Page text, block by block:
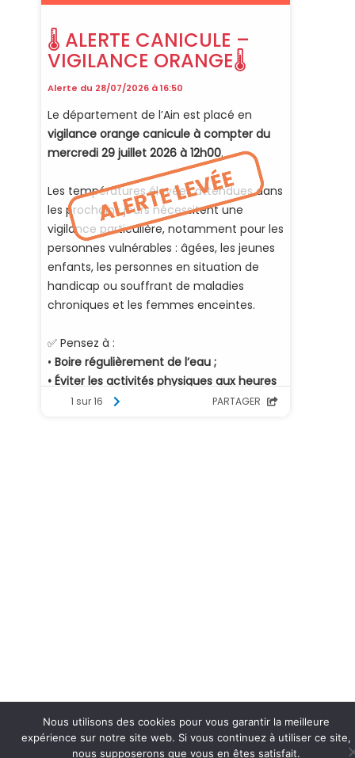
Nous utilisons des cookies pour vous garantir la meilleure
expérience sur notre site web. Si vous continuez à utiliser ce site,
nous supposerons que vous en êtes satisfait.